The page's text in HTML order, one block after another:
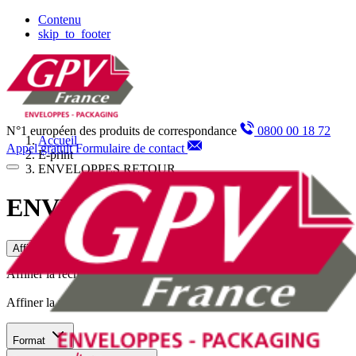
Contenu
skip_to_footer
N°1 européen des produits de correspondance
0800 00 18 72
Appel gratuit Formulaire de contact
Accueil
E-print
ENVELOPPES RETOUR
ENVELOPPES RETOUR
Affiner la recherche
Affiner la recherche
Affiner la recherche
Format